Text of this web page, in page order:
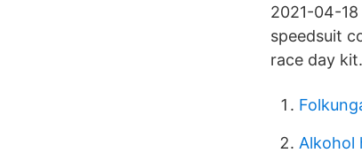
2021-04-18
speedsuit
race day kit.
Alkohol